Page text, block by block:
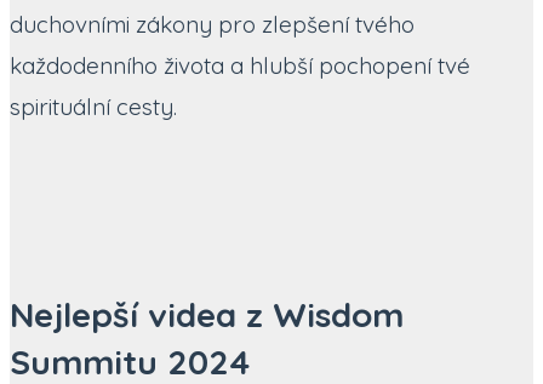
duchovními zákony pro zlepšení tvého
každodenního života a hlubší pochopení tvé
spirituální cesty.
Nejlepší videa z Wisdom
Summitu 2024